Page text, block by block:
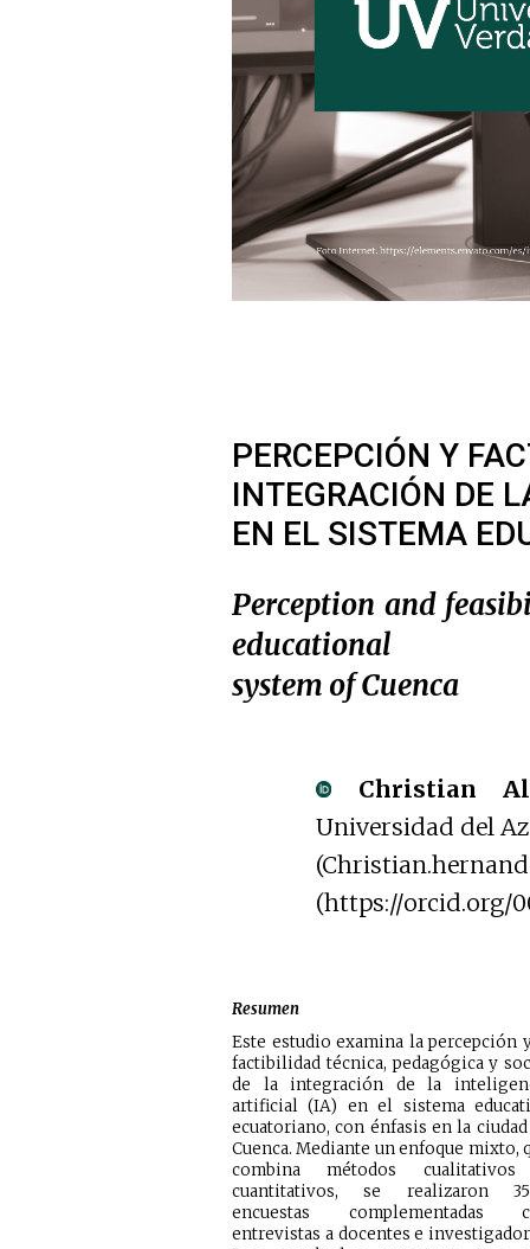
PERCEPCIÓN Y
INTEGRACIÓN DE
EN EL SISTEMA
Perception and
educational
system of Cuenca
Christian
Universidad del
(https://orcid.org/
Resumen
Este estudio examina la percepción
factibilidad técnica, pedagógica y
de la integración de la
artificial (IA) en el sistema
ecuatoriano, con énfasis en la ciudad
Cuenca. Mediante un enfoque mixto,
combina métodos
cuantitativos, se realizaron
encuestas complementadas
entrevistas a docentes e